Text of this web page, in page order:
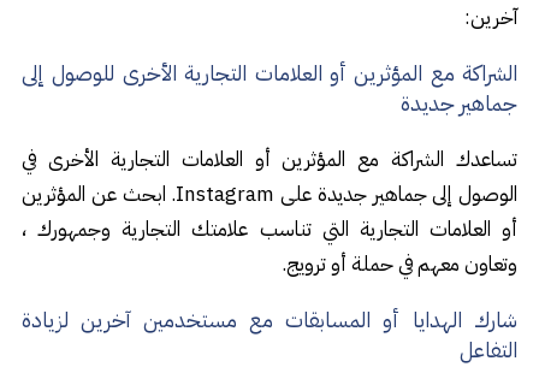
آخرين:
الشراكة مع المؤثرين أو العلامات التجارية الأخرى للوصول إلى
جماهير جديدة
تساعدك الشراكة مع المؤثرين أو العلامات التجارية الأخرى في
الوصول إلى جماهير جديدة على Instagram. ابحث عن المؤثرين
أو العلامات التجارية التي تناسب علامتك التجارية وجمهورك ،
وتعاون معهم في حملة أو ترويج.
شارك الهدايا أو المسابقات مع مستخدمين آخرين لزيادة
التفاعل